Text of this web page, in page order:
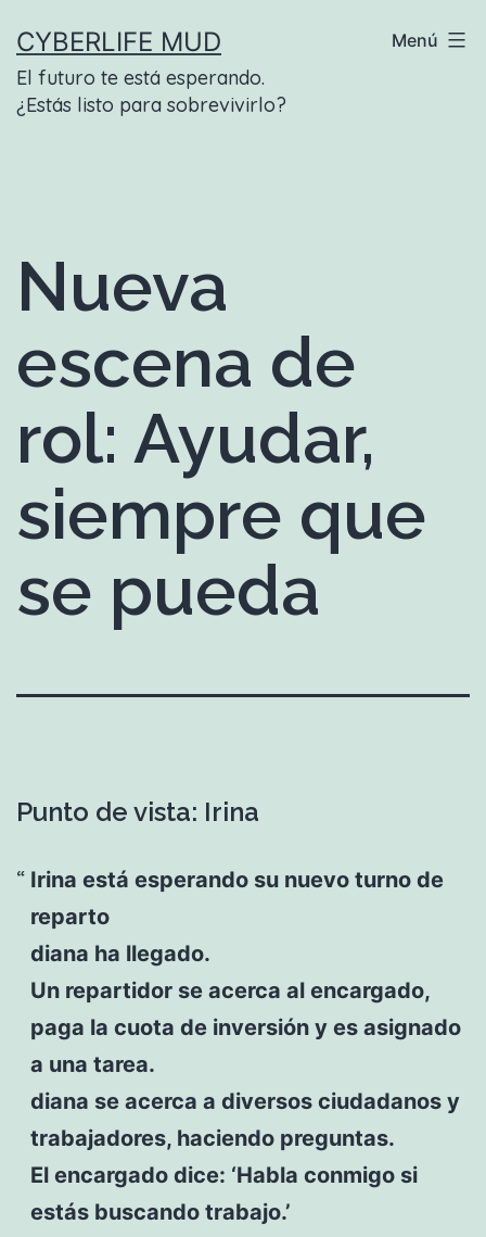
contenido
CYBERLIFE MUD
El futuro te está esperando.
¿Estás listo para sobrevivirlo?
Menú
Nueva
escena de
rol: Ayudar,
siempre que
se pueda
Punto de vista: Irina
Irina está esperando su nuevo turno de
reparto
diana ha llegado.
Un repartidor se acerca al encargado,
paga la cuota de inversión y es asignado
a una tarea.
diana se acerca a diversos ciudadanos y
trabajadores, haciendo preguntas.
El encargado dice: ‘Habla conmigo si
estás buscando trabajo.’